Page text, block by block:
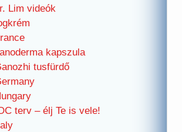
Lim videók
kapszula
tusfürdő
terv – élj Te is vele!